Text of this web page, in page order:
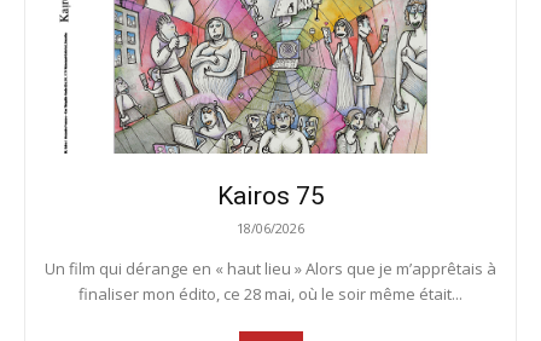
Kairos 75
18/06/2026
Un film qui dérange en « haut lieu » Alors que je m’apprêtais à
finaliser mon édito, ce 28 mai, où le soir même était...